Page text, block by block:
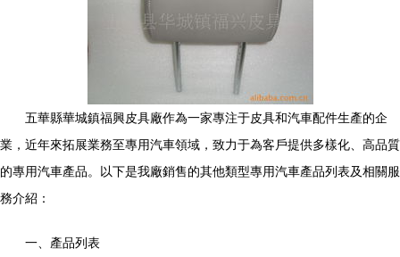
五華縣華城鎮福興皮具廠作為一家專注于皮具和汽車配件生產的企
業，近年來拓展業務至專用汽車領域，致力于為客戶提供多樣化、高品質
的專用汽車產品。以下是我廠銷售的其他類型專用汽車產品列表及相關服
務介紹：
一、產品列表